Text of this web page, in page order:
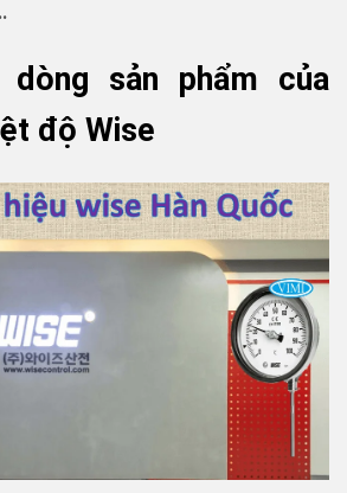
sản phẩm của
độ Wise